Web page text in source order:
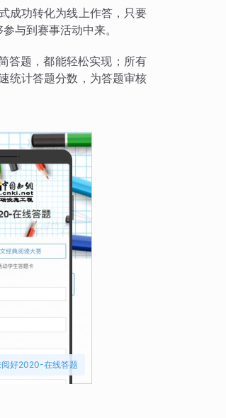
成功转化为线上作答，只要
与到赛事活动中来。
答题，都能轻松实现；所有
统计答题分数，为答题审核
阅好2020-在线答题